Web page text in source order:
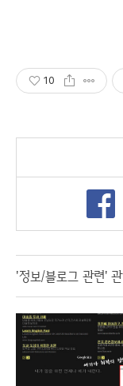
10
'정보/블로그 관련'